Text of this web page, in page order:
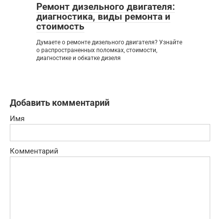
Ремонт дизельного двигателя:
диагностика, виды ремонта и
стоимость
Думаете о ремонте дизельного двигателя? Узнайте
о распространенных поломках, стоимости,
диагностике и обкатке дизеля
Добавить комментарий
Имя
Комментарий